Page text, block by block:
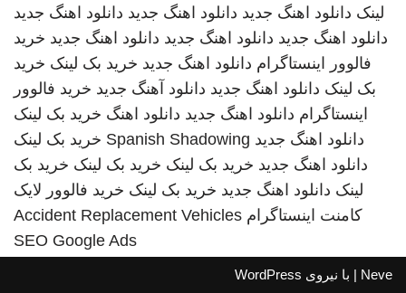
لینک دانلود اهنگ جدید دانلود اهنگ جدید دانلود اهنگ جدید
دانلود اهنگ جدید دانلود اهنگ جدید دانلود اهنگ جدید خرید
فالوور اینستاگرام دانلود اهنگ جدید خرید بک لینک خرید
بک لینک دانلود اهنگ جدید دانلود آهنگ جدید خرید فالوور
اینستاگرام دانلود اهنگ جدید دانلود اهنگ خرید بک لینک
دانلود اهنگ جدید Spanish Shadowing خرید بک لینک
دانلود اهنگ جدید خرید بک لینک خرید بک لینک خرید بک
لینک دانلود اهنگ جدید خرید بک لینک خرید فالوور لایک
کامنت اینستاگرام Accident Replacement Vehicles
SEO Google Ads
Neve | با نیروی WordPress